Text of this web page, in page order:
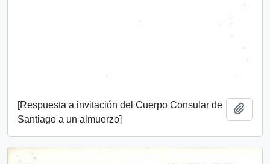
[Respuesta a invitación del Cuerpo Consular de
Santiago a un almuerzo]